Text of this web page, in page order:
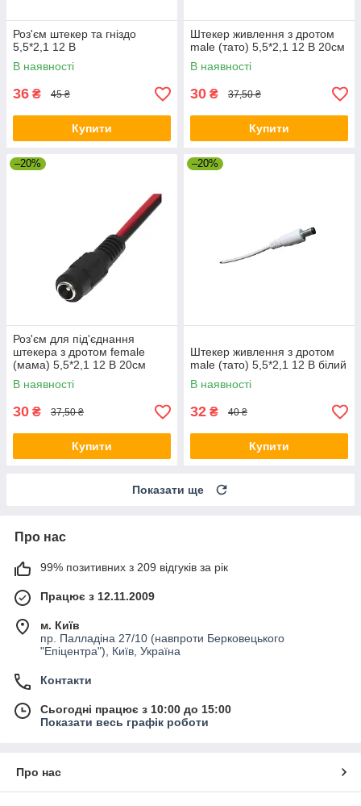
Роз'єм штекер та гніздо
5,5*2,1 12 В
В наявності
36 ₴ 45 ₴
Купити
Штекер живлення з дротом
male (тато) 5,5*2,1 12 В 20см
В наявності
30 ₴ 37,50 ₴
Купити
–20%
Роз'єм для під'єднання
штекера з дротом female
(мама) 5,5*2,1 12 В 20см
В наявності
30 ₴ 37,50 ₴
Купити
–20%
Штекер живлення з дротом
male (тато) 5,5*2,1 12 В білий
В наявності
32 ₴ 40 ₴
Купити
Показати ще
Про нас
99% позитивних з 209 відгуків за рік
Працює з 12.11.2009
м. Київ
пр. Палладіна 27/10 (навпроти Берковецького
"Епіцентра"), Київ, Україна
Контакти
Сьогодні працює з 10:00 до 15:00
Показати весь графік роботи
Про нас